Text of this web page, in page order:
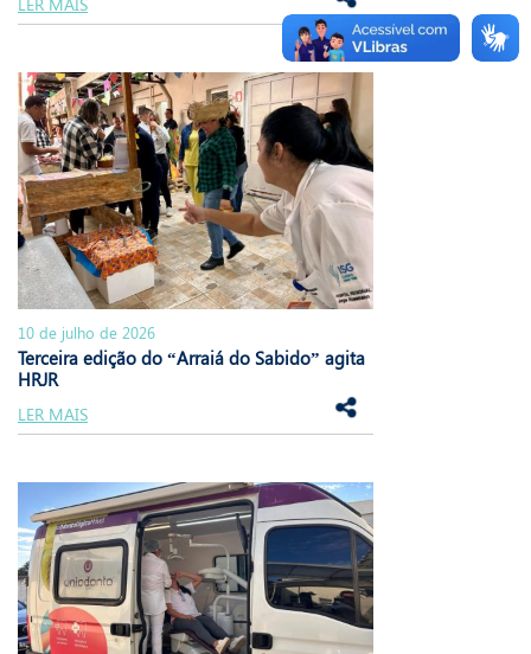
10 de julho de 2026
Terceira edição do “Arraiá do Sabido” agita
HRJR
LER MAIS